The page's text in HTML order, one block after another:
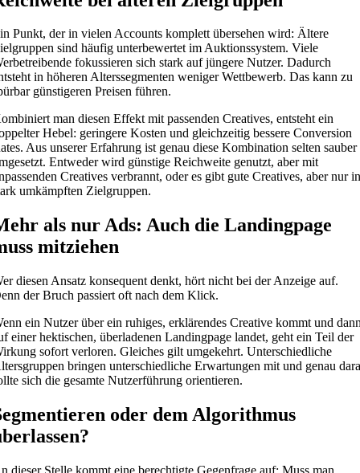
Punkt, der in vielen Accounts komplett übersehen wird: Ältere
sind häufig unterbewertet im Auktionssystem. Viele
fokussieren sich stark auf jüngere Nutzer. Dadurch
in höheren Alterssegmenten weniger Wettbewerb. Das kann zu
günstigeren Preisen führen.
man diesen Effekt mit passenden Creatives, entsteht ein
Hebel: geringere Kosten und gleichzeitig bessere Conversion
Aus unserer Erfahrung ist genau diese Kombination selten sauber
Entweder wird günstige Reichweite genutzt, aber mit
Creatives verbrannt, oder es gibt gute Creatives, aber nur
umkämpften Zielgruppen.
als nur Ads: Auch die Landingpage
mitziehen
diesen Ansatz konsequent denkt, hört nicht bei der Anzeige auf.
der Bruch passiert oft nach dem Klick.
ein Nutzer über ein ruhiges, erklärendes Creative kommt und
einer hektischen, überladenen Landingpage landet, geht ein Teil der
sofort verloren. Gleiches gilt umgekehrt. Unterschiedliche
bringen unterschiedliche Erwartungen mit und genau
sich die gesamte Nutzerführung orientieren.
oder dem Algorithmus
dieser Stelle kommt eine berechtigte Gegenfrage auf: Muss man